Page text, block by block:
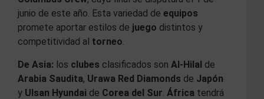
junio de este año. Esta variedad de equipos
promete aportar estilos de juego distintos y
competitividad al torneo.
De Asia: los clubes clasificados son Al-Hilal de
Arabia Saudita, Urawa Red Diamonds de Japón
y Ulsan Hyundai de Corea del Sur. África tendrá